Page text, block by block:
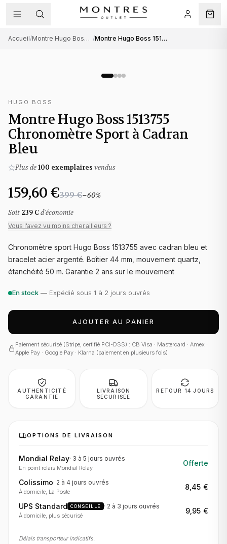
Accueil/ Montre Hugo Boss homme / Montre Hugo Boss 1513755 Chronomètre Sport à Cadran Bleu
HUGO BOSS
Montre Hugo Boss 1513755
Chronomètre Sport à Cadran
Bleu
Plus de100 exemplaires vendus
159,60 €399 €−60%
Soit 239 € d'économie
Vous l'avez vu moins cher ailleurs ?
Chronomètre sport Hugo Boss 1513755 avec cadran bleu et
bracelet acier argenté. Boîtier 44 mm, mouvement quartz,
étanchéité 50 m. Garantie 2 ans sur le mouvement
En stock — Expédié sous 1 à 2 jours ouvrés
AJOUTER AU PANIER
Paiement sécurisé (Stripe, certifié PCI-DSS) : CB Visa · Mastercard · Amex ·
Apple Pay · Google Pay · Klarna (paiement en plusieurs fois)
AUTHENTICITÉ
GARANTIE
LIVRAISON
SÉCURISÉE
RETOUR 14 JOURS
OPTIONS DE LIVRAISON
Mondial Relay· 3 à 5 jours ouvrés
En point relais Mondial Relay
Offerte
Colissimo· 2 à 4 jours ouvrés
À domicile, La Poste
8,45 €
UPS Standard CONSEILLÉ · 2 à 3 jours ouvrés
À domicile, plus sécurisé
9,95 €
Délais transporteur indicatifs.